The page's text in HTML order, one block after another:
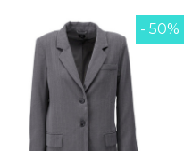
- 50%